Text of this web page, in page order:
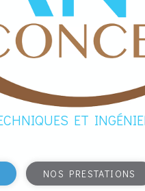
ET
NOS PRESTATIONS